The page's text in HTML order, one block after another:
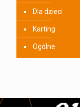
Dla dzieci
Karting
Ogólne